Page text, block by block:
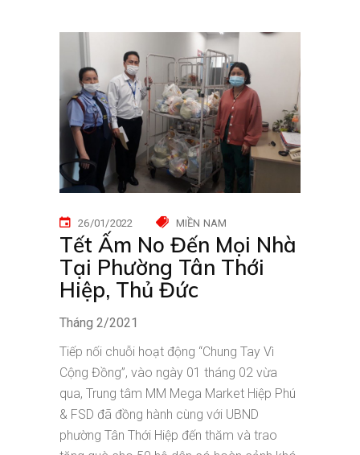
26/01/2022 MIỀN NAM
Tết Ấm No Đến Mọi Nhà
Tại Phường Tân Thới
Hiệp, Thủ Đức
Tháng 2/2021
Tiếp nối chuỗi hoạt động “Chung Tay Vì
Cộng Đồng”, vào ngày 01 tháng 02 vừa
qua, Trung tâm MM Mega Market Hiệp Phú
& FSD đã đồng hành cùng với UBND
phường Tân Thới Hiệp đến thăm và trao